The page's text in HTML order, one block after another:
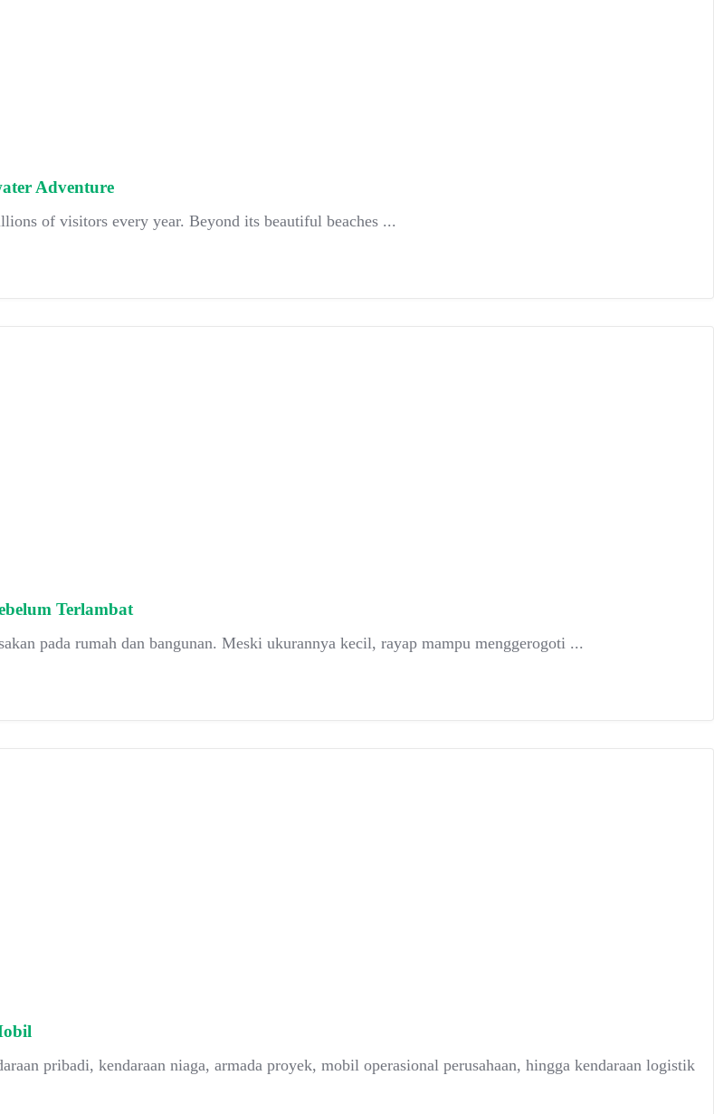
Adventure
of visitors every year. Beyond its beautiful beaches ...
Terlambat
pada rumah dan bangunan. Meski ukurannya kecil, rayap mampu menggerogoti ...
pribadi, kendaraan niaga, armada proyek, mobil operasional perusahaan, hingga kendaraan logistik